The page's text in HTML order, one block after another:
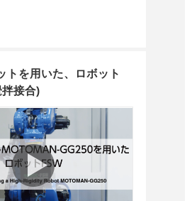
トを用いた、ロボット
接合)